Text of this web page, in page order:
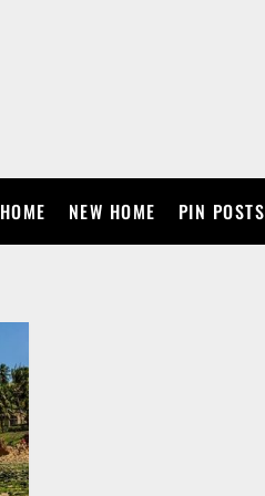
HOME NEW HOME PIN POSTS